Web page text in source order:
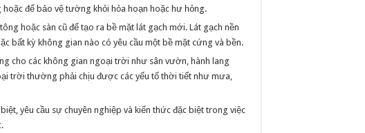
để bảo vệ tường khỏi hỏa hoạn hoặc hư hỏng.
hoặc sàn cũ để tạo ra bề mặt lát gạch mới. Lát gạch nền
bất kỳ không gian nào có yêu cầu một bề mặt cứng và bền.
cho các không gian ngoại trời như sân vườn, hành lang
trời thường phải chịu được các yếu tố thời tiết như mưa,
yêu cầu sự chuyên nghiệp và kiến thức đặc biệt trong việc